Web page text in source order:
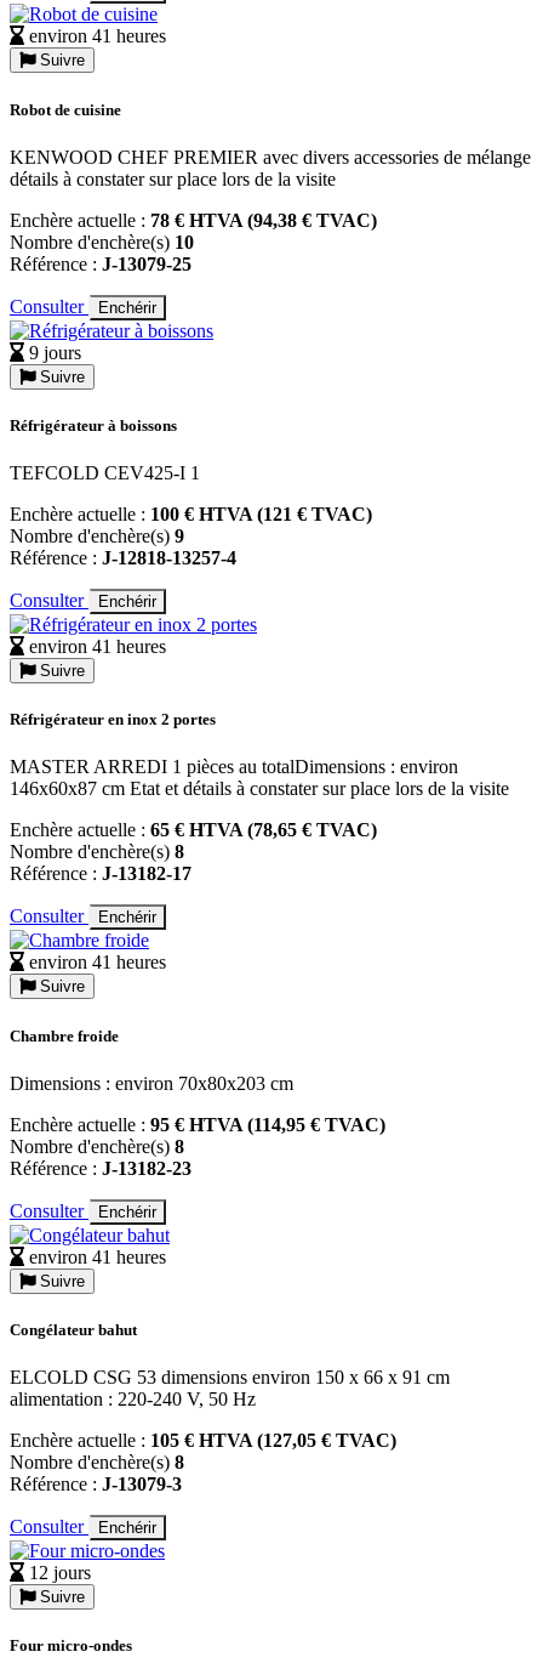
environ 41 heures
Suivre
Robot de cuisine
KENWOOD CHEF PREMIER avec divers accessories de mélange
détails à constater sur place lors de la visite
Enchère actuelle : 78 € HTVA (94,38 € TVAC)
Nombre d'enchère(s) 10
Référence : J-13079-25
Consulter Enchérir
9 jours
Suivre
Réfrigérateur à boissons
TEFCOLD CEV425-I 1
Enchère actuelle : 100 € HTVA (121 € TVAC)
Nombre d'enchère(s) 9
Référence : J-12818-13257-4
Consulter Enchérir
environ 41 heures
Suivre
Réfrigérateur en inox 2 portes
MASTER ARREDI 1 pièces au totalDimensions : environ
146x60x87 cm Etat et détails à constater sur place lors de la visite
Enchère actuelle : 65 € HTVA (78,65 € TVAC)
Nombre d'enchère(s) 8
Référence : J-13182-17
Consulter Enchérir
environ 41 heures
Suivre
Chambre froide
Dimensions : environ 70x80x203 cm
Enchère actuelle : 95 € HTVA (114,95 € TVAC)
Nombre d'enchère(s) 8
Référence : J-13182-23
Consulter Enchérir
environ 41 heures
Suivre
Congélateur bahut
ELCOLD CSG 53 dimensions environ 150 x 66 x 91 cm
alimentation : 220-240 V, 50 Hz
Enchère actuelle : 105 € HTVA (127,05 € TVAC)
Nombre d'enchère(s) 8
Référence : J-13079-3
Consulter Enchérir
12 jours
Suivre
Four micro-ondes